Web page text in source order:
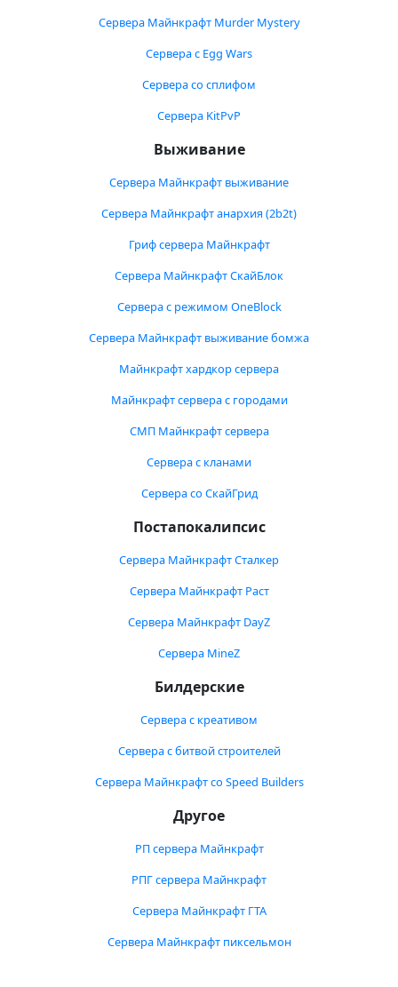
Сервера Майнкрафт Murder Mystery
Сервера с Egg Wars
Сервера со сплифом
Сервера KitPvP
Выживание
Сервера Майнкрафт выживание
Сервера Майнкрафт анархия (2b2t)
Гриф сервера Майнкрафт
Сервера Майнкрафт СкайБлок
Сервера с режимом OneBlock
Сервера Майнкрафт выживание бомжа
Майнкрафт хардкор сервера
Майнкрафт сервера с городами
СМП Майнкрафт сервера
Сервера с кланами
Сервера со СкайГрид
Постапокалипсис
Сервера Майнкрафт Сталкер
Сервера Майнкрафт Раст
Сервера Майнкрафт DayZ
Сервера MineZ
Билдерские
Сервера с креативом
Сервера с битвой строителей
Сервера Майнкрафт со Speed Builders
Другое
РП сервера Майнкрафт
РПГ сервера Майнкрафт
Сервера Майнкрафт ГТА
Сервера Майнкрафт пиксельмон